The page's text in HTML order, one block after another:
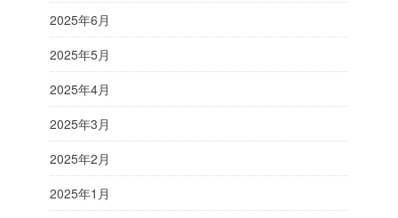
2025年6月
2025年5月
2025年4月
2025年3月
2025年2月
2025年1月